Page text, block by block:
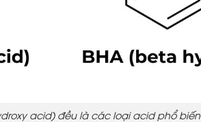
acid) đều là các loại acid phổ